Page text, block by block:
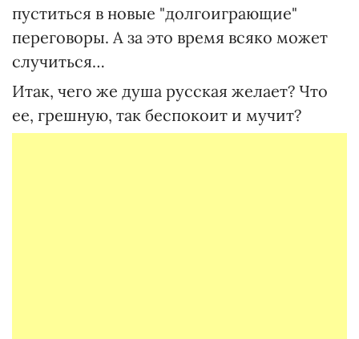
пуститься в новые "долгоиграющие"
переговоры. А за это время всяко может
случиться…
Итак, чего же душа русская желает? Что
ее, грешную, так беспокоит и мучит?